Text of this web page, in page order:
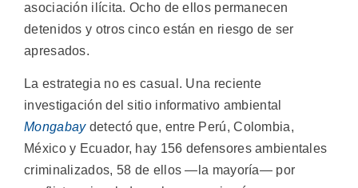
asociación ilícita. Ocho de ellos permanecen
detenidos y otros cinco están en riesgo de ser
apresados.
La estrategia no es casual. Una reciente
investigación del sitio informativo ambiental
Mongabaydetectó que, entre Perú, Colombia,
México y Ecuador, hay 156 defensores ambientales
criminalizados, 58 de ellos —la mayoría— por